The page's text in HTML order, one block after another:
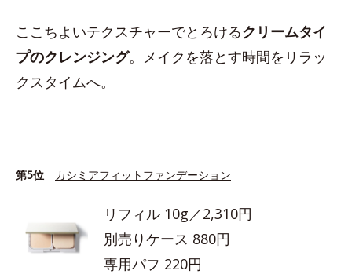
ここちよいテクスチャーでとろけるクリームタイ
プのクレンジング。メイクを落とす時間をリラッ
クスタイムへ。
第5位 カシミアフィットファンデーション
リフィル 10g／2,310円
別売りケース 880円
専用パフ 220円